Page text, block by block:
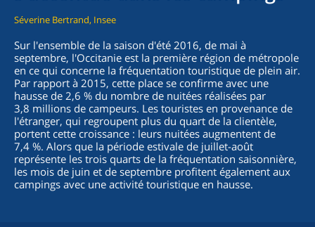
Séverine Bertrand, Insee
Sur l'ensemble de la saison d'été 2016, de mai à
septembre, l'Occitanie est la première région de métropole
en ce qui concerne la fréquentation touristique de plein air.
Par rapport à 2015, cette place se confirme avec une
hausse de 2,6 % du nombre de nuitées réalisées par
3,8 millions de campeurs. Les touristes en provenance de
l'étranger, qui regroupent plus du quart de la clientèle,
portent cette croissance : leurs nuitées augmentent de
7,4 %. Alors que la période estivale de juillet-août
représente les trois quarts de la fréquentation saisonnière,
les mois de juin et de septembre profitent également aux
campings avec une activité touristique en hausse.